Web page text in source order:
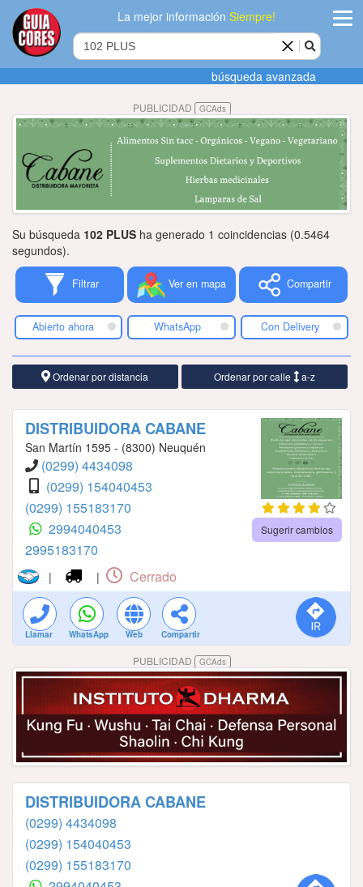
La mejor informaciónSiempre!
Agregar
empresa
Actualizar
Publicidad
Tiendacores
Contactenos
búsqueda avanzada
PUBLICIDAD GCAds
Su búsqueda 102 PLUS ha generado 1 coincidencias (0.5464
segundos).
Filtrar Ver en mapa Compartir
Abierto ahora WhatsApp Con Delivery
Ordenar por distancia Ordenar por calle a-z
DISTRIBUIDORA CABANE
San Martín 1595 - (8300) Neuquén
(0299) 4434098
(0299) 154040453
(0299) 155183170
2994040453
2995183170
Sugerir cambios
| | Cerrado
Llamar WhatsApp Web Compartir
PUBLICIDAD GCAds
DISTRIBUIDORA CABANE
(0299) 4434098
(0299) 154040453
(0299) 155183170